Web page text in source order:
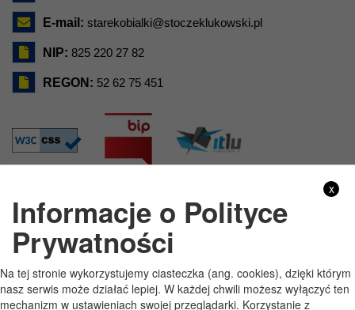
E-mail: starekobialki@stoczeklukowski.pl
NIP: 825 220 27 82
REGON: 52 62 75 451
GODZINY PRACY
Pon 7:30 - 15:30
Wt 7:30 - 15:30
x
Informacje o Polityce
Prywatności
Na tej stronie wykorzystujemy ciasteczka (ang. cookies), dzięki którym
nasz serwis może działać lepiej. W każdej chwili możesz wyłączyć ten
mechanizm w ustawieniach swojej przeglądarki. Korzystanie z